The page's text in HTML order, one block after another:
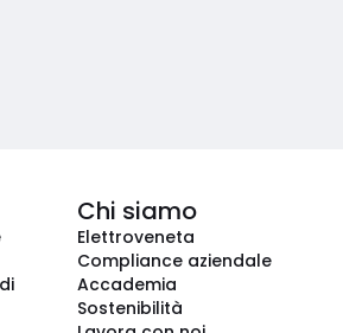
Chi siamo
Elettroveneta
Compliance aziendale
Accademia
Sostenibilità